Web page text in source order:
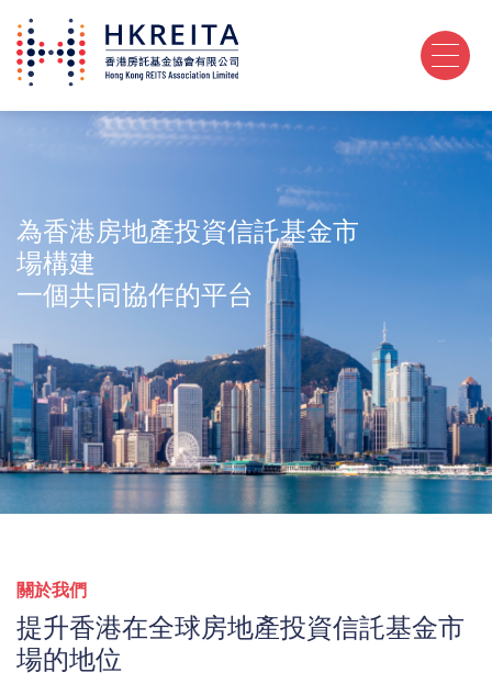
為香港房地產投資信託基金市
場構建
一個共同協作的平台
關於我們
提升香港在全球房地產投資信託基金市
場的地位